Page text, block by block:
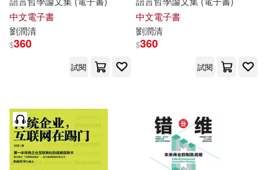
中文電子書
劉潤清
$360
試閱
中文電子書
劉潤清
$360
試閱